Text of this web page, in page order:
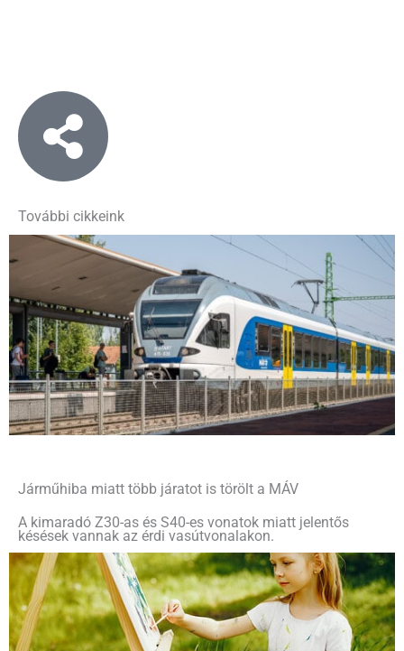
További cikkeink
Járműhiba miatt több járatot is törölt a MÁV
A kimaradó Z30-as és S40-es vonatok miatt jelentős
késések vannak az érdi vasútvonalakon.